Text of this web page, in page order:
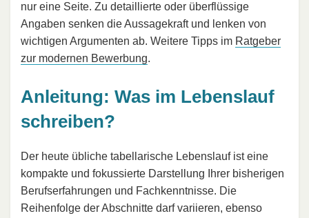
nur eine Seite. Zu detaillierte oder überflüssige
Angaben senken die Aussagekraft und lenken von
wichtigen Argumenten ab. Weitere Tipps im Ratgeber
zur modernen Bewerbung.
Anleitung: Was im Lebenslauf
schreiben?
Der heute übliche tabellarische Lebenslauf ist eine
kompakte und fokussierte Darstellung Ihrer bisherigen
Berufserfahrungen und Fachkenntnisse. Die
Reihenfolge der Abschnitte darf variieren, ebenso